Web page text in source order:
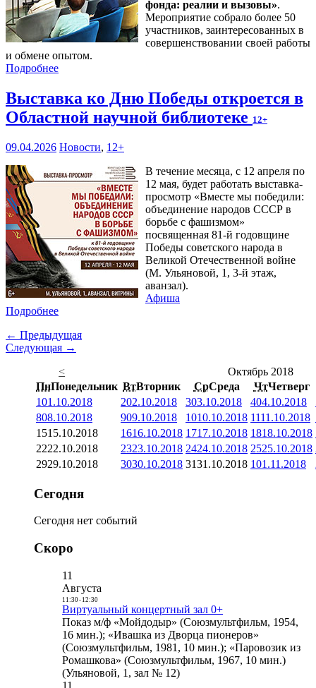
фонда: реалии и вызовы».
Мероприятие собрало более 50
участников, заинтересованных в
совершенствовании своей работы
и обмене опытом.
Подробнее
Выставка ко Дню Победы откроется в
Областной научной библиотеке 12+
09.04.2026 Новости, 12+
В течение месяца, с 12 апреля по
12 мая, будет работать выставка-
просмотр «Вместе мы победили:
объединение народов СССР в
борьбе с фашизмом»
посвященная 81-й годовщине
Победы советского народа в
Великой Отечественной войне
(М. Ульяновой, 1, 3-й этаж,
аванзал).
Афиша
Подробнее
← Предыдущая
Следующая →
<
Октябрь 2018
ПнПонедельник ВтВторник СрСреда ЧтЧетверг
101.10.2018 202.10.2018 303.10.2018 404.10.2018
808.10.2018 909.10.2018 1010.10.2018 1111.10.2018
1515.10.2018 1616.10.2018 1717.10.2018 1818.10.2018
2222.10.2018 2323.10.2018 2424.10.2018 2525.10.2018
2929.10.2018 3030.10.2018 3131.10.2018 101.11.2018
Сегодня
Сегодня нет событий
Скоро
11
Августа
11:30- 12:30
Виртуальный концертный зал 0+
Показ м/ф «Мойдодыр» (Союзмультфильм, 1954,
16 мин.); «Ивашка из Дворца пионеров»
(Союзмультфильм, 1981, 10 мин.); «Паровозик из
Ромашкова» (Союзмультфильм, 1967, 10 мин.)
(Ульяновой, 1, зал № 12)